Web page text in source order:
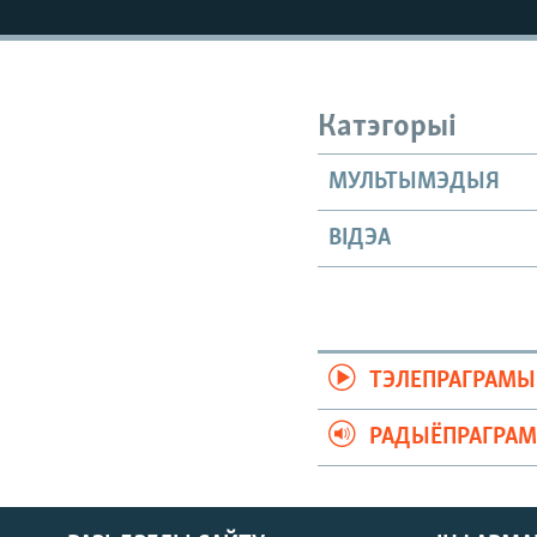
КАЛЯНДАР
НА ХВАЛЯХ СВАБОДЫ
Катэгорыі
МУЛЬТЫМЭДЫЯ
ВІДЭА
ТЭЛЕПРАГРАМЫ